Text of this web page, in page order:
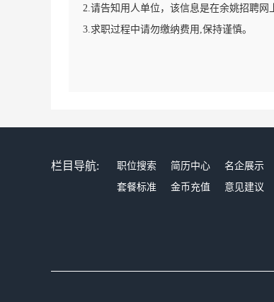
2.请告知用人单位，该信息是在余姚招聘网
3.求职过程中请勿缴纳费用,保持谨慎。
栏目导航: 职位搜索 简历中心 名企展示
套餐标准
金币充值 意见建议